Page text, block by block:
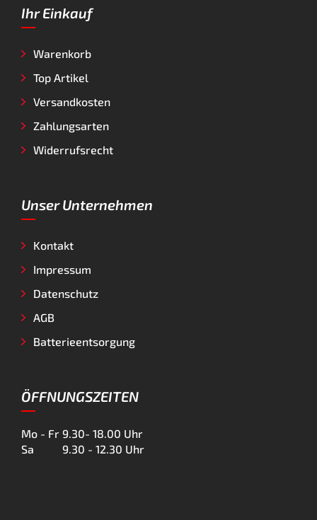
Ihr Einkauf
Warenkorb
Top Artikel
Versandkosten
Zahlungsarten
Widerrufsrecht
Unser Unternehmen
Kontakt
Impressum
Datenschutz
AGB
Batterieentsorgung
ÖFFNUNGSZEITEN
Mo - Fr 9.30- 18.00 Uhr
Sa
9.30 - 12.30 Uhr